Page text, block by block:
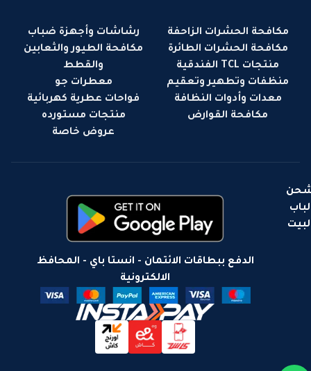
مكافحة الحشرات الزاحفة
مكافحة الحشرات الطائرة
منتجات TCL الفندقية
منظفات وتطهير وتعقيم
معدات وأدوات النظافة
مكافحة القوارض
رشاشات وأجهزة ضباب
مكافحة الطيور والثعابين
والقطط
معطرات جو
فواحات عطرية كهربائية
منتجات مستورده
عروض خاصة
لباب
الدفع ببطاقات الائتمان - انستا باي - المحافظ
الالكترونية